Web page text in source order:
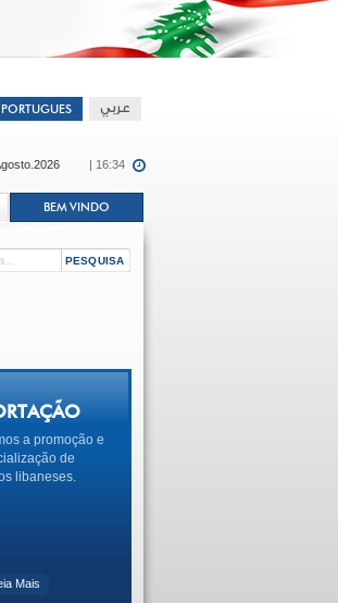
| 16:34
BEM VINDO
a promoção e
de
libaneses.